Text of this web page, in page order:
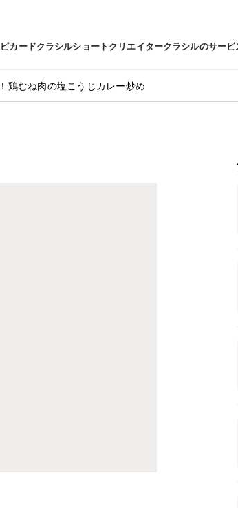
カードクラシルショートクリエイタークラシルのサービ
鶏むね肉の塩こうじカレー炒め